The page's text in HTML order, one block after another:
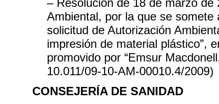
Ambiental, por la que se
solicitud de Autorización
impresión de material plástico”,
promovido por “Emsur
10.011/09-10-AM-00010.4/2009)
CONSEJERÍA DE SANIDAD